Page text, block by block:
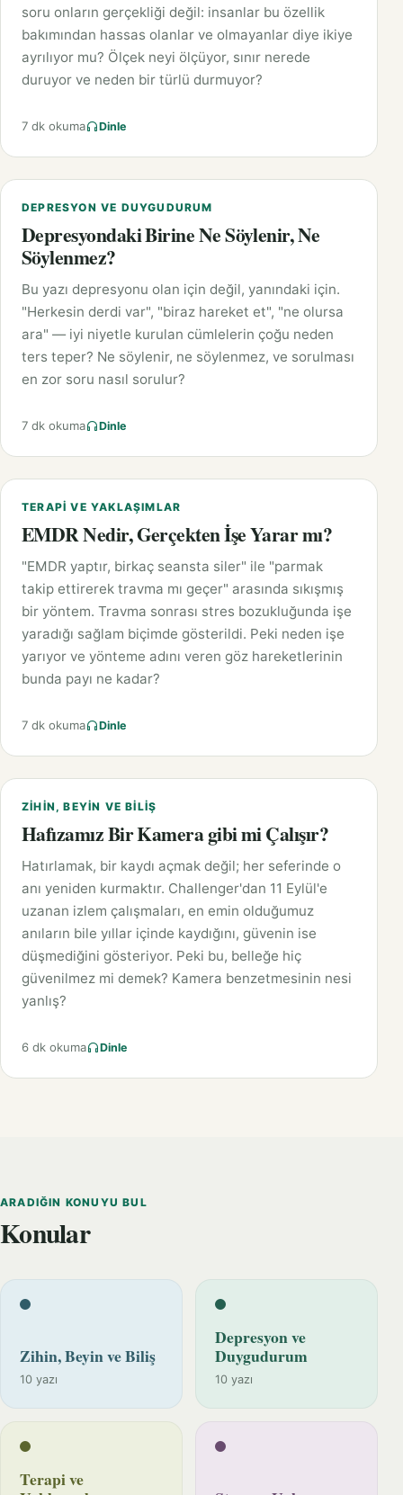
soru onların gerçekliği değil: insanlar bu özellik
bakımından hassas olanlar ve olmayanlar diye ikiye
ayrılıyor mu? Ölçek neyi ölçüyor, sınır nerede
duruyor ve neden bir türlü durmuyor?
7 dk okuma Dinle
DEPRESYON VE DUYGUDURUM
Depresyondaki Birine Ne Söylenir, Ne
Söylenmez?
Bu yazı depresyonu olan için değil, yanındaki için.
"Herkesin derdi var", "biraz hareket et", "ne olursa
ara" — iyi niyetle kurulan cümlelerin çoğu neden
ters teper? Ne söylenir, ne söylenmez, ve sorulması
en zor soru nasıl sorulur?
7 dk okuma Dinle
TERAPI VE YAKLAŞIMLAR
EMDR Nedir, Gerçekten İşe Yarar mı?
"EMDR yaptır, birkaç seansta siler" ile "parmak
takip ettirerek travma mı geçer" arasında sıkışmış
bir yöntem. Travma sonrası stres bozukluğunda işe
yaradığı sağlam biçimde gösterildi. Peki neden işe
yarıyor ve yönteme adını veren göz hareketlerinin
bunda payı ne kadar?
7 dk okuma Dinle
ZIHIN, BEYIN VE BILIŞ
Hafızamız Bir Kamera gibi mi Çalışır?
Hatırlamak, bir kaydı açmak değil; her seferinde o
anı yeniden kurmaktır. Challenger'dan 11 Eylül'e
uzanan izlem çalışmaları, en emin olduğumuz
anıların bile yıllar içinde kaydığını, güvenin ise
düşmediğini gösteriyor. Peki bu, belleğe hiç
güvenilmez mi demek? Kamera benzetmesinin nesi
yanlış?
6 dk okuma Dinle
ARADIĞIN KONUYU BUL
Konular
Zihin, Beyin ve Biliş
10 yazı
Depresyon ve
Duygudurum
10 yazı
Terapi ve